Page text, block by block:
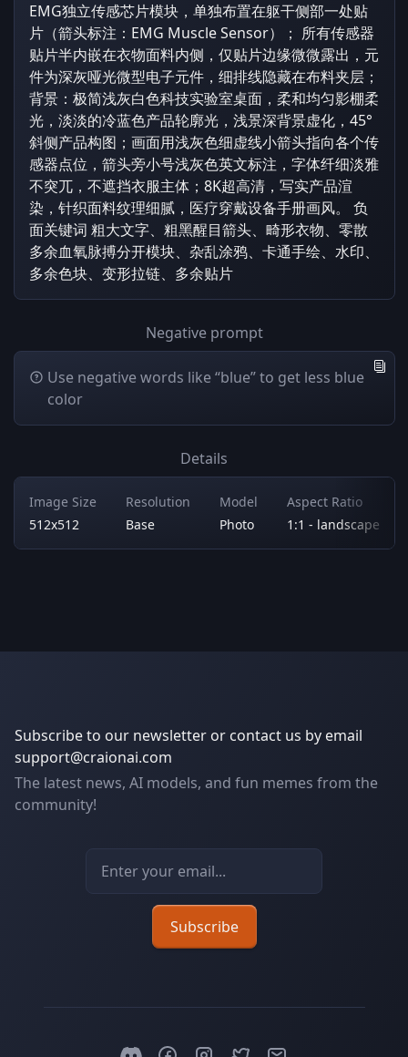
EMG独立传感芯片模块，单独布置在躯干侧部一处贴
片（箭头标注：EMG Muscle Sensor）； 所有传感器
贴片半内嵌在衣物面料内侧，仅贴片边缘微微露出，元
件为深灰哑光微型电子元件，细排线隐藏在布料夹层；
背景：极简浅灰白色科技实验室桌面，柔和均匀影棚柔
光，淡淡的冷蓝色产品轮廓光，浅景深背景虚化，45°
斜侧产品构图；画面用浅灰色细虚线小箭头指向各个传
感器点位，箭头旁小号浅灰色英文标注，字体纤细淡雅
不突兀，不遮挡衣服主体；8K超高清，写实产品渲
染，针织面料纹理细腻，医疗穿戴设备手册画风。 负
面关键词 粗大文字、粗黑醒目箭头、畸形衣物、零散
多余血氧脉搏分开模块、杂乱涂鸦、卡通手绘、水印、
多余色块、变形拉链、多余贴片
Negative prompt
Use negative words like “blue” to get less blue
color
Details
Image Size
512x512
Resolution
Base
Model
Photo
Aspect Ratio
1:1 - landscape
Subscribe to our newsletter or contact us by email
support@craionai.com
The latest news, AI models, and fun memes from the
community!
Email address
Subscribe